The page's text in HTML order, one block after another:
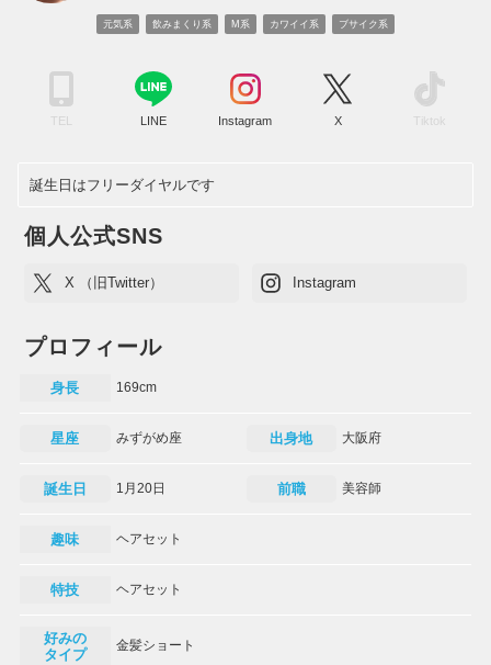
元気系 飲みまくり系 M系 カワイイ系 ブサイク系
LINE Instagram X Tiktok
誕生日はフリーダイヤルです
個人公式SNS
X （旧Twitter） Instagram
プロフィール
身長 169cm
星座 みずがめ座 出身地 大阪府
誕生日 1月20日 前職 美容師
趣味 ヘアセット
特技 ヘアセット
好みの
タイプ
金髪ショート